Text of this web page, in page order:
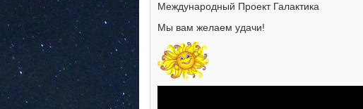
Международный Проект Галактика
Мы вам желаем удачи!